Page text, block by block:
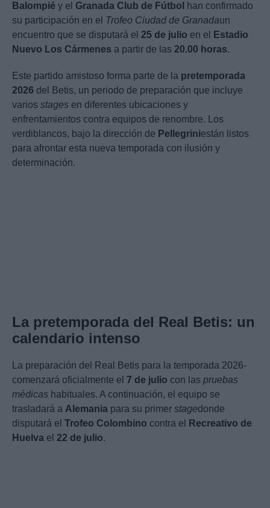
Balompié y el Granada Club de Fútbol
han confirmado
su participación en el Trofeo Ciudad de Granadaun
encuentro que se disputará el 25 de julio en el
Estadio
Nuevo Los Cármenes a partir de las 20.00 horas.
Este partido amistoso forma parte de la pretemporada
2026 del Betis, un periodo de preparación que incluye
varios stages en diferentes ubicaciones y
enfrentamientos contra equipos de renombre. Los
verdiblancos, bajo la dirección de Pellegriniestán listos
para afrontar esta nueva temporada con ilusión y
determinación.
La pretemporada del Real Betis: un
calendario intenso
La preparación del Real Betis para la temporada 2026-
comenzará oficialmente el 7 de julio con las pruebas
médicas habituales. A continuación, el equipo se
trasladará a Alemania para su primer stagedonde
disputará el Trofeo Colombino contra el
Recreativo de
Huelva el 22 de julio.